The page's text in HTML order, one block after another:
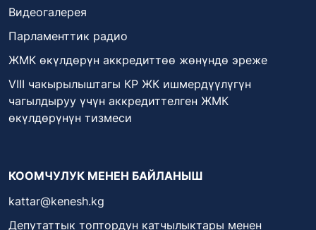
Видеогалерея
Парламенттик радио
ЖМК өкүлдөрүн аккредиттөө жөнүндө эреже
VIII чакырылыштагы КР ЖК ишмердүүлүгүн
чагылдыруу үчүн аккредиттелген ЖМК
өкүлдөрүнүн тизмеси
КООМЧУЛУК МЕНЕН БАЙЛАНЫШ
kattar@kenesh.kg
Депутаттык топтордун катчылыктары менен